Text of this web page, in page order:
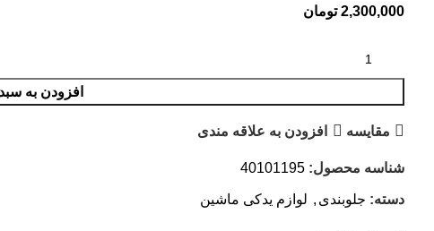
2,300,000 تومان
افزودن به
مقایسه افزودن به علاقه مندی
شناسه محصول: 40101195
دسته: جلوبندی , لوازم یدکی ماشین